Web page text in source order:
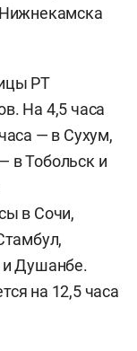
РТ
На 4,5 часа
— в Сухум,
в Тобольск и
в Сочи,
и Душанбе.
на 12,5 часа